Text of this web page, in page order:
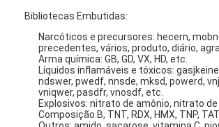
Bibliotecas Embutidas:
Narcóticos e precursores: hecern,
precedentes, vários, produto, diário,
Arma química: GB, GD, VX, HD, etc.
Líquidos inflamáveis e tóxicos:
ndswer, pwedf, nnsde, mksd, powerd,
vniqwer, pasdfr, vnosdf, etc.
Explosivos: nitrato de amônio, nitrato
Composição B, TNT, RDX, HMX, TNP,